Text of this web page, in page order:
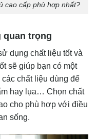
cao cấp phù hợp nhất?
quan trọng
dụng chất liệu tốt và
sẽ giúp bạn có một
chất liệu dùng để
hay lụa… Chọn chất
cho phù hợp với điều
sống.